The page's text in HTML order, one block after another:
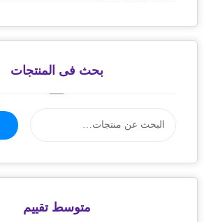
بحث فى المنتجات
متوسط ​​تقييم